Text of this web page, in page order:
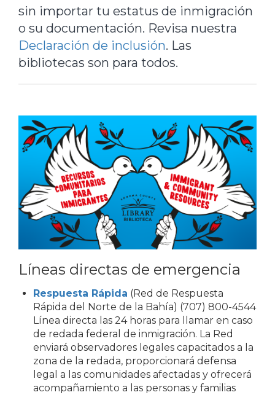
sin importar tu estatus de inmigración
o su documentación. Revisa nuestra
Declaración de inclusión. Las
bibliotecas son para todos.
Líneas directas de emergencia
Respuesta Rápida (Red de Respuesta
Rápida del Norte de la Bahía) (707) 800-4544
Línea directa las 24 horas para llamar en caso
de redada federal de inmigración. La Red
enviará observadores legales capacitados a la
zona de la redada, proporcionará defensa
legal a las comunidades afectadas y ofrecerá
acompañamiento a las personas y familias